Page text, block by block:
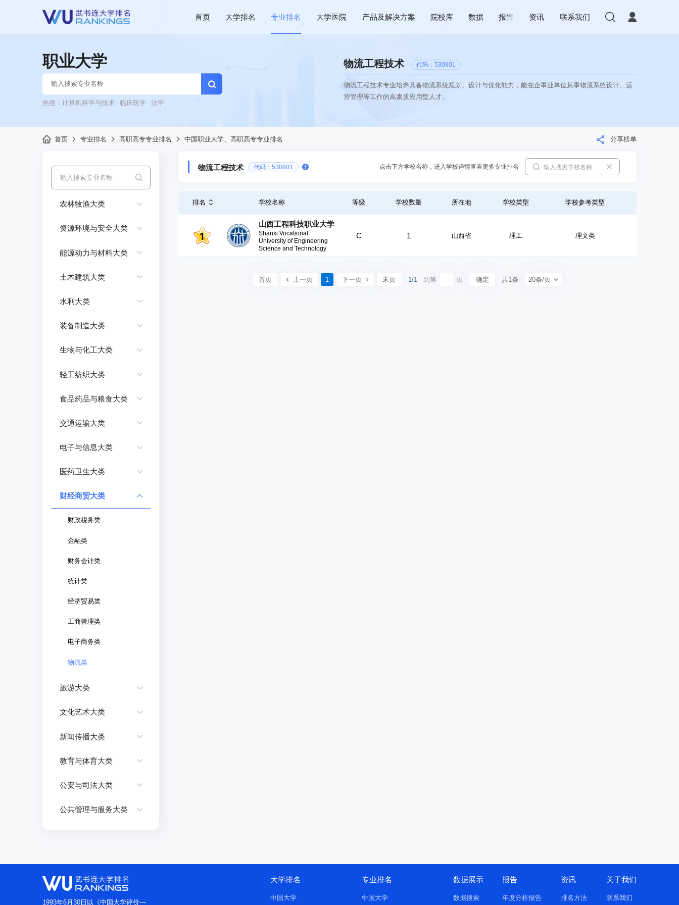
首页 大学排名 专业排名 大学医院 产品及解决方案 院校库 数据 报告 资讯 联系我们
职业大学
热搜： 计算机科学与技术 临床医学 法学
物流工程技术 代码：530801
物流工程技术专业培养具备物流系统规划、设计与优化能力，能在企事业单位从事物流系统设计、运
营管理等工作的高素质应用型人才。
首页 专业排名 高职高专专业排名 中国职业大学、高职高专专业排名 分享榜单
农林牧渔大类
资源环境与安全大类
能源动力与材料大类
土木建筑大类
水利大类
装备制造大类
生物与化工大类
轻工纺织大类
食品药品与粮食大类
交通运输大类
电子与信息大类
医药卫生大类
财经商贸大类
财政税务类
金融类
财务会计类
统计类
经济贸易类
工商管理类
电子商务类
物流类
旅游大类
文化艺术大类
新闻传播大类
教育与体育大类
公安与司法大类
公共管理与服务大类
物流工程技术 代码：530801 点击下方学校名称，进入学校详情查看更多专业排名
排名 学校名称 等级 学校数量 所在地 学校类型 学校参考类型
山西工程科技职业大学
Shanxi Vocational
University of Engineering
Science and Technology
C 1 山西省 理工 理文类
首页 上一页 1 下一页 末页 1/1 到第 页 确定 共1条 20条/页
1993年6月30日以《中国大学评价—
大学排名
中国大学
专业排名
中国大学
数据展示
数据搜索
报告
年度分析报告
资讯
排名方法
关于我们
联系我们